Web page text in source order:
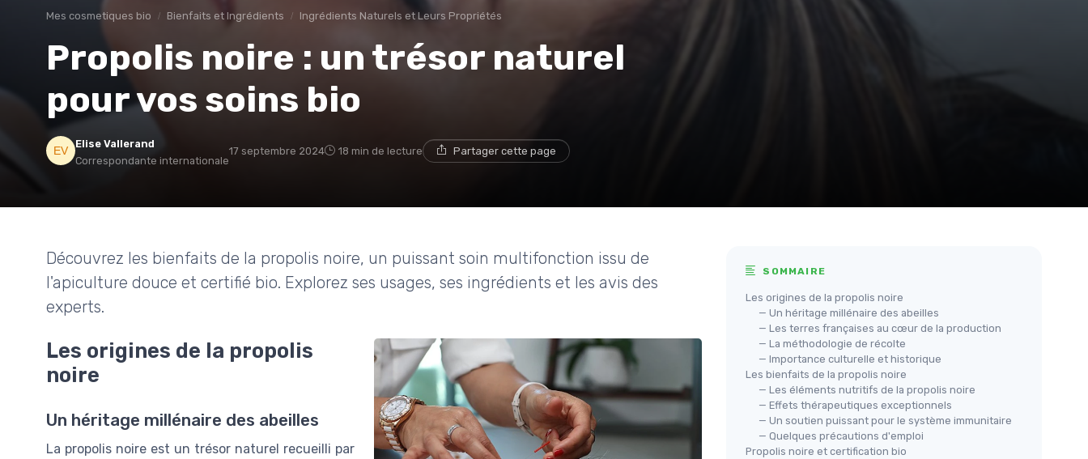
Mes cosmetiques bio Bienfaits et Ingrédients Ingrédients Naturels et Leurs Propriétés
Propolis noire : un trésor naturel
pour vos soins bio
Elise Vallerand
Correspondante internationale
17 septembre 2024 18 min de lecture Partager cette page
Découvrez les bienfaits de la propolis noire, un puissant soin multifonction issu de
l'apiculture douce et certifié bio. Explorez ses usages, ses ingrédients et les avis des
experts.
Les origines de la propolis
noire
Un héritage millénaire des abeilles
La propolis noire est un trésor naturel recueilli par
SOMMAIRE
Les origines de la propolis noire
— Un héritage millénaire des abeilles
— Les terres françaises au cœur de la production
— La méthodologie de récolte
— Importance culturelle et historique
Les bienfaits de la propolis noire
— Les éléments nutritifs de la propolis noire
— Effets thérapeutiques exceptionnels
— Un soutien puissant pour le système immunitaire
— Quelques précautions d'emploi
Propolis noire et certification bio